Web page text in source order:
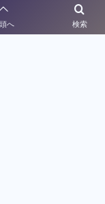
検索
へ